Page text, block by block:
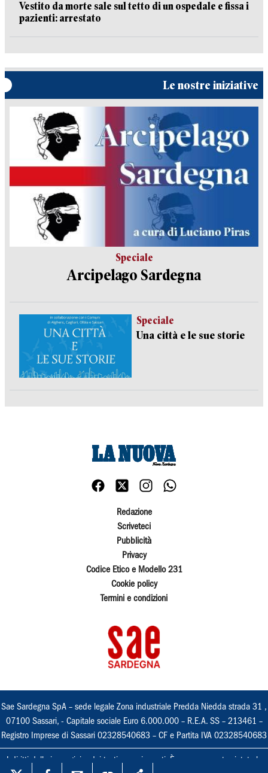
Vestito da morte sale sul tetto di un ospedale e fissa i
pazienti: arrestato
Le nostre iniziative
Speciale
Arcipelago Sardegna
Speciale
Una città e le sue storie
Redazione
Scriveteci
Pubblicità
Privacy
Codice Etico e Modello 231
Cookie policy
Termini e condizioni
Sae Sardegna SpA – sede legale Zona industriale Predda Niedda strada 31 ,
07100 Sassari, - Capitale sociale Euro 6.000.000 – R.E.A. SS – 213461 –
Registro Imprese di Sassari 02328540683 – CF e Partita IVA 02328540683
I diritti delle immagini e dei testi sono riservati. È espressamente vietata la